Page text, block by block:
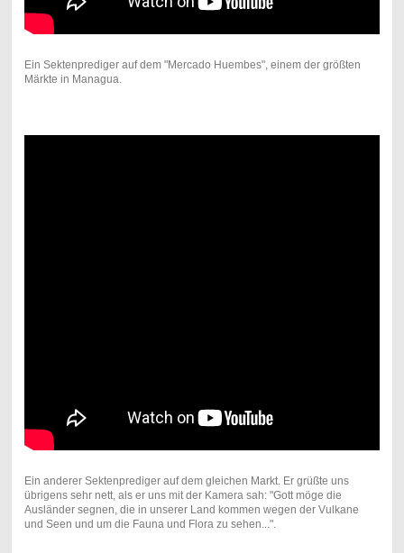
Ein Sektenprediger auf dem "Mercado Huembes", einem der größten
Märkte in Managua.
Ein anderer Sektenprediger auf dem gleichen Markt. Er grüßte uns
übrigens sehr nett, als er uns mit der Kamera sah: "Gott möge die
Ausländer segnen, die in unserer Land kommen wegen der Vulkane
und Seen und um die Fauna und Flora zu sehen...".